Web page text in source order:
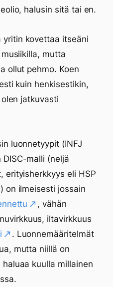
halusin sitä tai en.
yritin kovettaa itseäni
mutta
ollut pehmo. Koen
kuin henkisestikin,
jatkuvasti
luonnetyypit (INFJ
malli (neljä
erityisherkkyys eli HSP
on ilmeisesti jossain
, vähän
iltavirkkuus
. Luonnemääritelmät
mutta niillä on
kuulla millainen